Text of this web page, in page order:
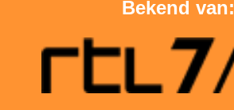
Bekend van: